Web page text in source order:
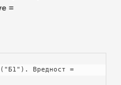
=
("Б1"). Вредност =